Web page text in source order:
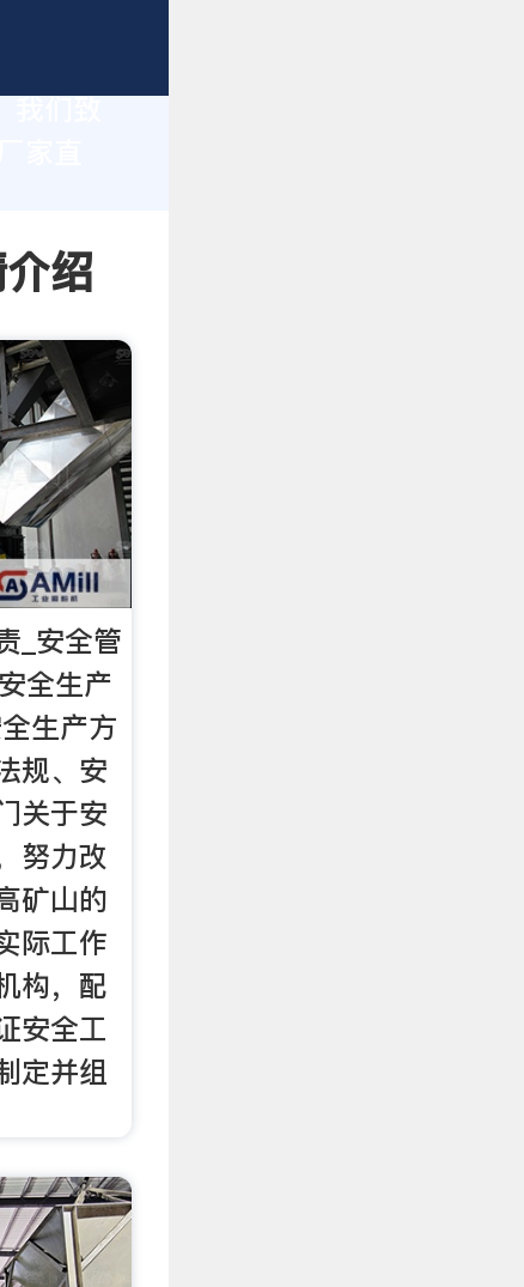
直
绍
_安全管
全生产
生产方
规、安
关于安
努力改
矿山的
际工作
构，配
安全工
定并组